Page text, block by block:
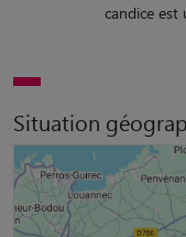
candice est
Situation